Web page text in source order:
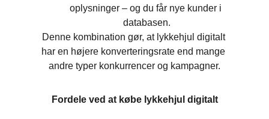
oplysninger – og du får nye kunder i
databasen.
Denne kombination gør, at lykkehjul digitalt
har en højere konverteringsrate end mange
andre typer konkurrencer og kampagner.
Fordele ved at købe lykkehjul digitalt